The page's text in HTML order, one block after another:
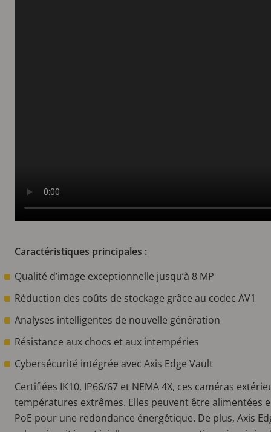
Caractéristiques principales :
Qualité d’image exceptionnelle jusqu’à 8 MP
Réduction des coûts de stockage grâce au codec AV1
Analyses intelligentes de nouvelle génération
Résistance aux chocs et aux intempéries
Cybersécurité intégrée avec Axis Edge Vault
Certifiées IK10, IP66/67 et NEMA 4X, ces caméras
températures extrêmes. Elles peuvent être alimentées
PoE pour une redondance énergétique. De plus, Axis